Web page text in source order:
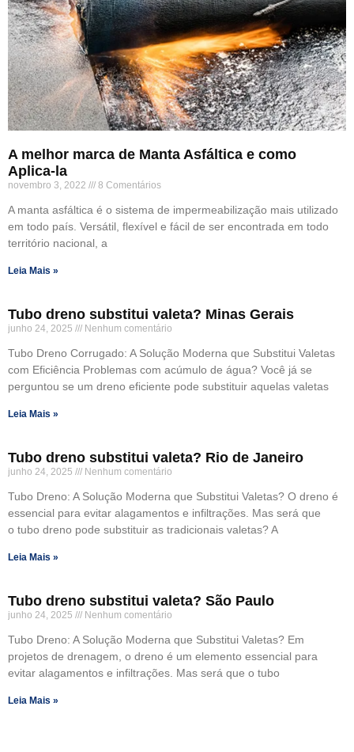
A melhor marca de Manta Asfáltica e como
Aplica-la
novembro 3, 2022 8 Comentários
A manta asfáltica é o sistema de impermeabilização mais utilizado
em todo país. Versátil, flexível e fácil de ser encontrada em todo
território nacional, a
Leia Mais »
Tubo dreno substitui valeta? Minas Gerais
junho 24, 2025 Nenhum comentário
Tubo Dreno Corrugado: A Solução Moderna que Substitui Valetas
com Eficiência Problemas com acúmulo de água? Você já se
perguntou se um dreno eficiente pode substituir aquelas valetas
Leia Mais »
Tubo dreno substitui valeta? Rio de Janeiro
junho 24, 2025 Nenhum comentário
Tubo Dreno: A Solução Moderna que Substitui Valetas? O dreno é
essencial para evitar alagamentos e infiltrações. Mas será que
o tubo dreno pode substituir as tradicionais valetas? A
Leia Mais »
Tubo dreno substitui valeta? São Paulo
junho 24, 2025 Nenhum comentário
Tubo Dreno: A Solução Moderna que Substitui Valetas? Em
projetos de drenagem, o dreno é um elemento essencial para
evitar alagamentos e infiltrações. Mas será que o tubo
Leia Mais »